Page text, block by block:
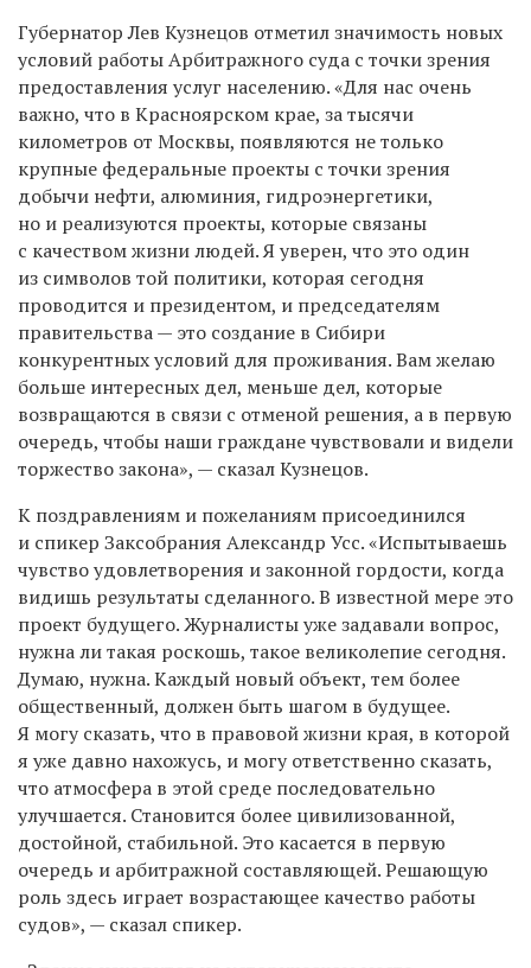
Губернатор Лев Кузнецов отметил значимость новых
условий работы Арбитражного суда с точки зрения
предоставления услуг населению. «Для нас очень
важно, что в Красноярском крае, за тысячи
километров от Москвы, появляются не только
крупные федеральные проекты с точки зрения
добычи нефти, алюминия, гидроэнергетики,
но и реализуются проекты, которые связаны
с качеством жизни людей. Я уверен, что это один
из символов той политики, которая сегодня
проводится и президентом, и председателям
правительства — это создание в Сибири
конкурентных условий для проживания. Вам желаю
больше интересных дел, меньше дел, которые
возвращаются в связи с отменой решения, а в первую
очередь, чтобы наши граждане чувствовали и видели
торжество закона», — сказал Кузнецов.
К поздравлениям и пожеланиям присоединился
и спикер Заксобрания Александр Усс. «Испытываешь
чувство удовлетворения и законной гордости, когда
видишь результаты сделанного. В известной мере это
проект будущего. Журналисты уже задавали вопрос,
нужна ли такая роскошь, такое великолепие сегодня.
Думаю, нужна. Каждый новый объект, тем более
общественный, должен быть шагом в будущее.
Я могу сказать, что в правовой жизни края, в которой
я уже давно нахожусь, и могу ответственно сказать,
что атмосфера в этой среде последовательно
улучшается. Становится более цивилизованной,
достойной, стабильной. Это касается в первую
очередь и арбитражной составляющей. Решающую
роль здесь играет возрастающее качество работы
судов», — сказал спикер.